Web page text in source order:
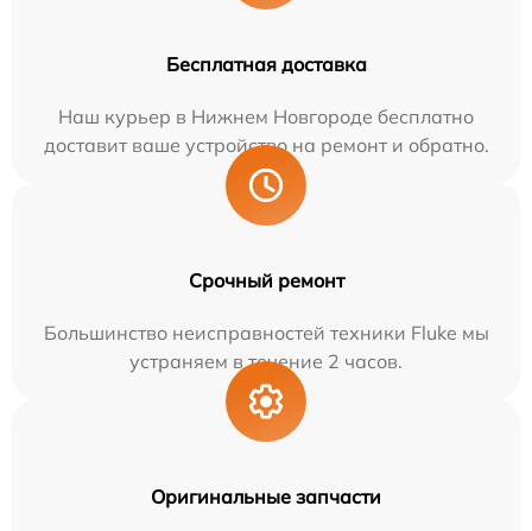
Бесплатная доставка
Наш курьер в Нижнем Новгороде бесплатно
доставит ваше устройство на ремонт и обратно.
Срочный ремонт
Большинство неисправностей техники Fluke мы
устраняем в течение 2 часов.
Оригинальные запчасти